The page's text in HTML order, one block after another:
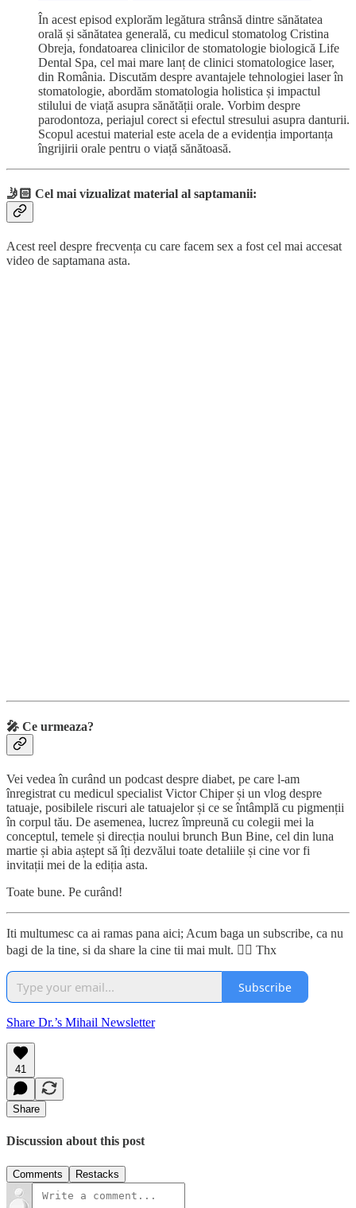
În acest episod explorăm legătura strânsă dintre sănătatea
orală și sănătatea generală, cu medicul stomatolog Cristina
Obreja, fondatoarea clinicilor de stomatologie biologică Life
Dental Spa, cel mai mare lanț de clinici stomatologice laser,
din România. Discutăm despre avantajele tehnologiei laser în
stomatologie, abordăm stomatologia holistica și impactul
stilului de viață asupra sănătății orale. Vorbim despre
parodontoza, periajul corect si efectul stresului asupra danturii.
Scopul acestui material este acela de a evidenția importanța
îngrijirii orale pentru o viață sănătoasă.
🤳🏻 Cel mai vizualizat material al saptamanii:
Acest reel despre frecvența cu care facem sex a fost cel mai accesat
video de saptamana asta.
🎤 Ce urmeaza?
Vei vedea în curând un podcast despre diabet, pe care l-am
înregistrat cu medicul specialist Victor Chiper și un vlog despre
tatuaje, posibilele riscuri ale tatuajelor și ce se întâmplă cu pigmenții
în corpul tău. De asemenea, lucrez împreună cu colegii mei la
conceptul, temele și direcția noului brunch Bun Bine, cel din luna
martie și abia aștept să îți dezvălui toate detaliile și cine vor fi
invitații mei de la ediția asta.
Toate bune. Pe curând!
Iti multumesc ca ai ramas pana aici; Acum baga un subscribe, ca nu
bagi de la tine, si da share la cine tii mai mult. 👍🏼 Thx
Subscribe
Share Dr.’s Mihail Newsletter
41
Share
Discussion about this post
Comments Restacks